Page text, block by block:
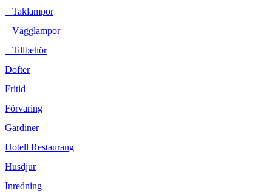
Taklampor
Vägglampor
Tillbehör
Dofter
Fritid
Förvaring
Gardiner
Hotell Restaurang
Husdjur
Inredning